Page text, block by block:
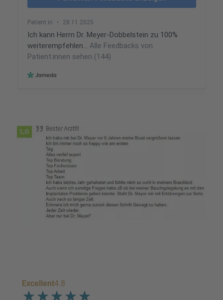
Excellent4.8